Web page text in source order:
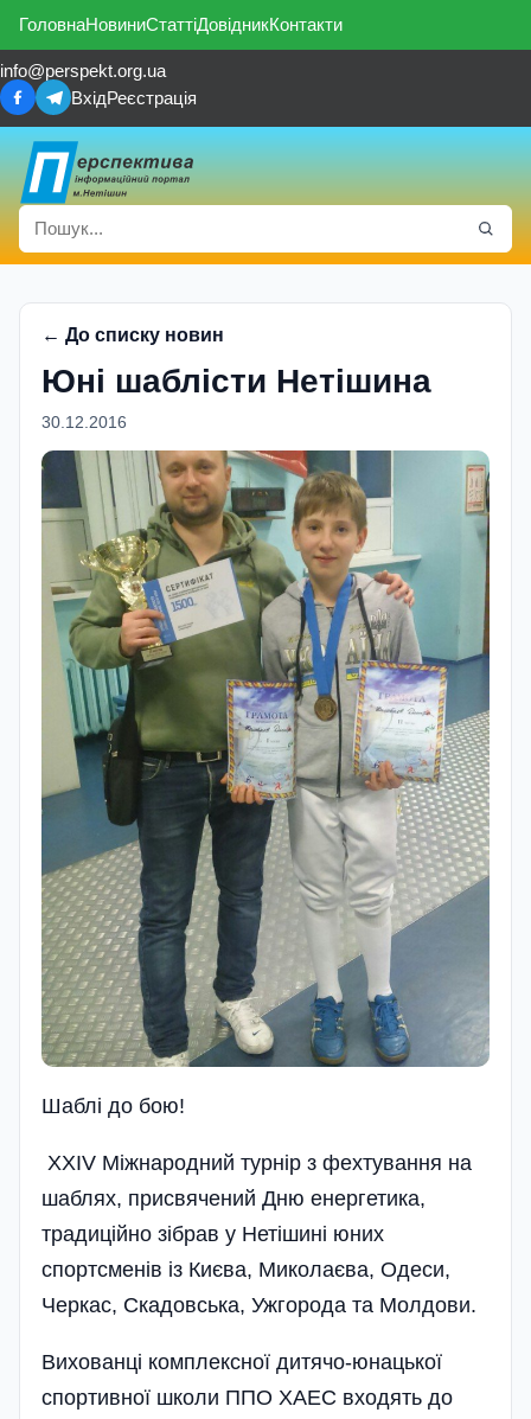
ГоловнаНовиниСтаттіДовідникКонтакти
info@perspekt.org.ua
ВхідРеєстрація
← До списку новин
Юні шаблісти Нетішина
30.12.2016
Шаблi до бою!
ХХІV Міжнародний турнір з фехтування на
шаблях, присвячений Дню енергетика,
традиційно зібрав у Нетішині юних
спортсменів із Києва, Миколаєва, Одеси,
Черкас, Скадовська, Ужгорода та Молдови.
Вихованці комплексної дитячо-юнацької
спортивної школи ППО ХАЕС входять до